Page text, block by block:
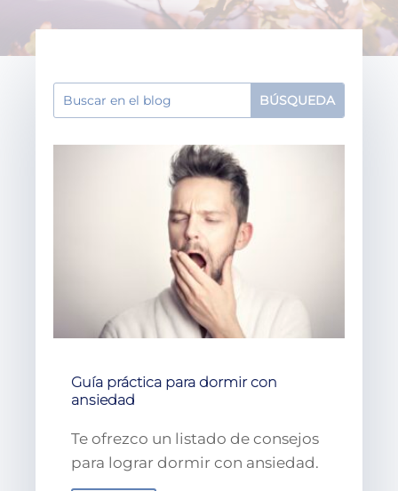
Guía práctica para dormir con
ansiedad
Te ofrezco un listado de consejos
para lograr dormir con ansiedad.